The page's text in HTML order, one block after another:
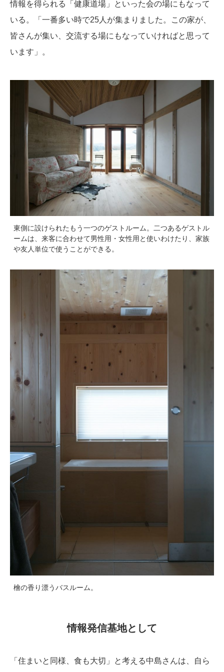
情報を得られる「健康道場」といった会の場にもなって
いる。「一番多い時で25人が集まりました。この家が、
皆さんが集い、交流する場にもなっていければと思って
います」。
東側に設けられたもう一つのゲストルーム。二つあるゲストル
ームは、来客に合わせて男性用・女性用と使いわけたり、家族
や友人単位で使うことができる。
檜の香り漂うバスルーム。
情報発信基地として
「住まいと同様、食も大切」と考える中島さんは、自ら